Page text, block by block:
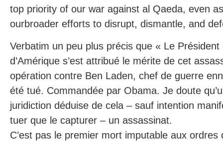
top priority of our war against al Qaeda, even
ourbroader efforts to disrupt, dismantle, and
Verbatim un peu plus précis que « Le
d’Amérique s’est attribué le mérite de cet
opération contre Ben Laden, chef de guerre
été tué. Commandée par Obama. Je doute
juridiction déduise de cela – sauf intention
tuer que le capturer – un assassinat.
C’est pas le premier mort imputable aux ordres